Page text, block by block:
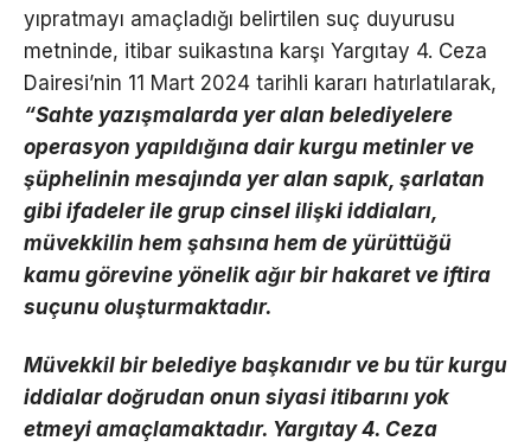
yıpratmayı amaçladığı belirtilen suç duyurusu
metninde, itibar suikastına karşı Yargıtay 4. Ceza
Dairesi’nin 11 Mart 2024 tarihli kararı hatırlatılarak,
“Sahte yazışmalarda yer alan belediyelere
operasyon yapıldığına dair kurgu metinler ve
şüphelinin mesajında yer alan sapık, şarlatan
gibi ifadeler ile grup cinsel ilişki iddiaları,
müvekkilin hem şahsına hem de yürüttüğü
kamu görevine yönelik ağır bir hakaret ve iftira
suçunu oluşturmaktadır.
Müvekkil bir belediye başkanıdır ve bu tür kurgu
iddialar doğrudan onun siyasi itibarını yok
etmeyi amaçlamaktadır. Yargıtay 4. Ceza